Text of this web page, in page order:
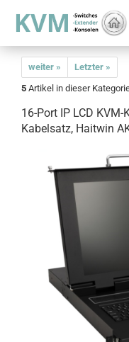
weiter »
Letzter »
5 Artikel in dieser
16-Port IP LCD
Kabelsatz, Haitwin